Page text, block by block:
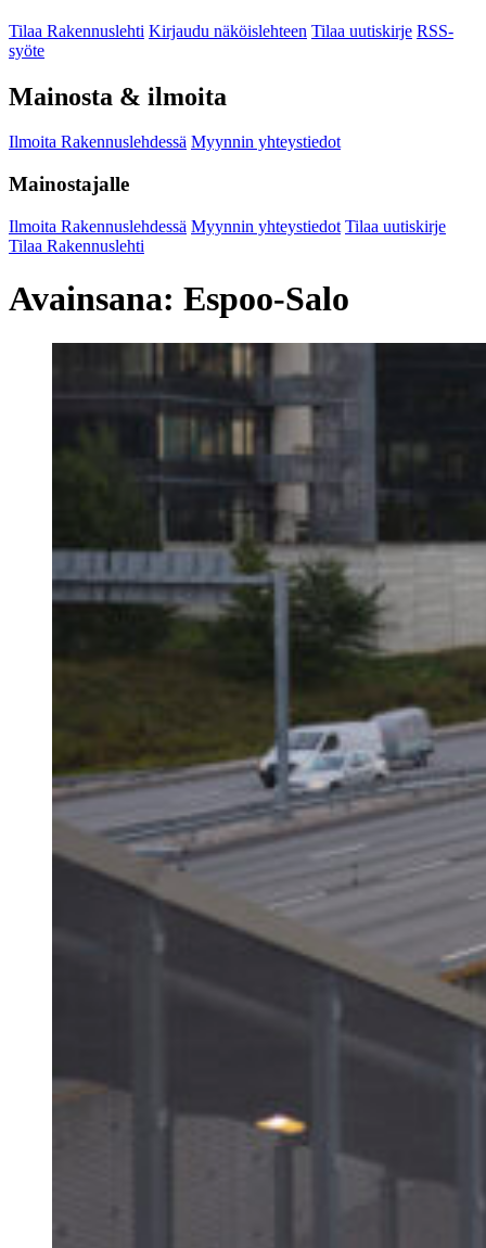
Tilaa Rakennuslehti Kirjaudu näköislehteen Tilaa uutiskirje RSS-
syöte
Mainosta & ilmoita
Ilmoita Rakennuslehdessä Myynnin yhteystiedot
Mainostajalle
Ilmoita Rakennuslehdessä Myynnin yhteystiedot Tilaa uutiskirje
Tilaa Rakennuslehti
Avainsana: Espoo-Salo